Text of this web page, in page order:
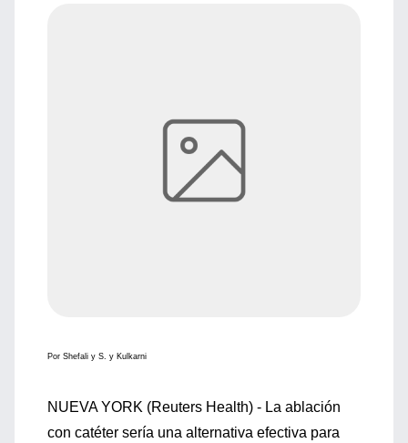
Por Shefali y S. y Kulkarni
NUEVA YORK (Reuters Health) - La ablación
con catéter sería una alternativa efectiva para